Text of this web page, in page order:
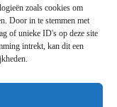
zoals cookies om
Door in te stemmen met
of unieke ID's op deze site
intrekt, kan dit een